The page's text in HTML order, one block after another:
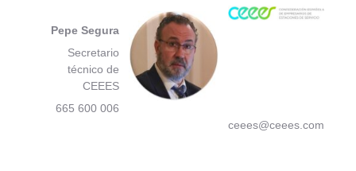
Pepe Segura
Secretario
técnico de
CEEES
665 600 006
ceees@ceees.com